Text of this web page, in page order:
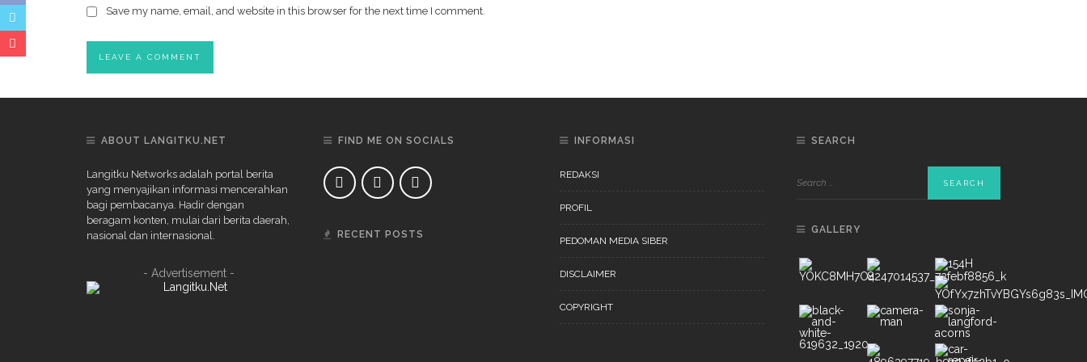
Save my name, email, and website in this browser for the next time I comment.
ABOUT LANGITKU.NET
Langitku Networks adalah portal berita
yang menyajikan informasi mencerahkan
bagi pembacanya. Hadir dengan
beragam konten, mulai dari berita daerah,
nasional dan internasional.
- Advertisement -
FIND ME ON SOCIALS
RECENT POSTS
INFORMASI
REDAKSI
PROFIL
PEDOMAN MEDIA SIBER
DISCLAIMER
COPYRIGHT
SEARCH
GALLERY